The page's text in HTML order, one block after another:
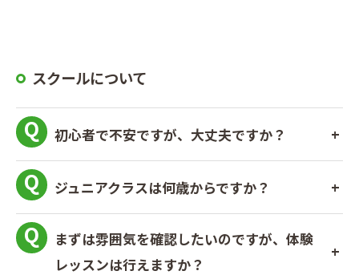
スクールについて
初心者で不安ですが、大丈夫ですか？
ジュニアクラスは何歳からですか？
まずは雰囲気を確認したいのですが、体験
レッスンは行えますか？